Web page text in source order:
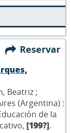
Reservar
Beatriz ;
(Argentina) :
de la
[199?].